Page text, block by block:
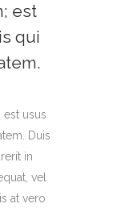
est
qui
est usus
Duis
in
vel
at vero